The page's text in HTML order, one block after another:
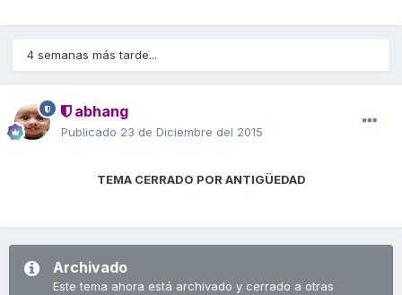
4 semanas más tarde...
abhang
Publicado 23 de Diciembre del 2015
TEMA CERRADO POR ANTIGÜEDAD
Archivado
Este tema ahora está archivado y cerrado a otras